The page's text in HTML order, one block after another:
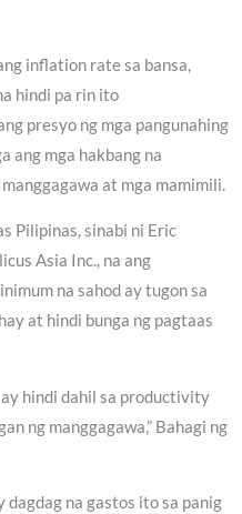
inflation rate sa bansa,
hindi pa rin ito
presyo ng mga pangunahing
ang mga hakbang na
at mga mamimili.
Pilipinas, sinabi ni Eric
Asia Inc., na ang
na sahod ay tugon sa
at hindi bunga ng pagtaas
ay hindi dahil sa productivity
ng manggagawa,” Bahagi ng
dagdag na gastos ito sa panig